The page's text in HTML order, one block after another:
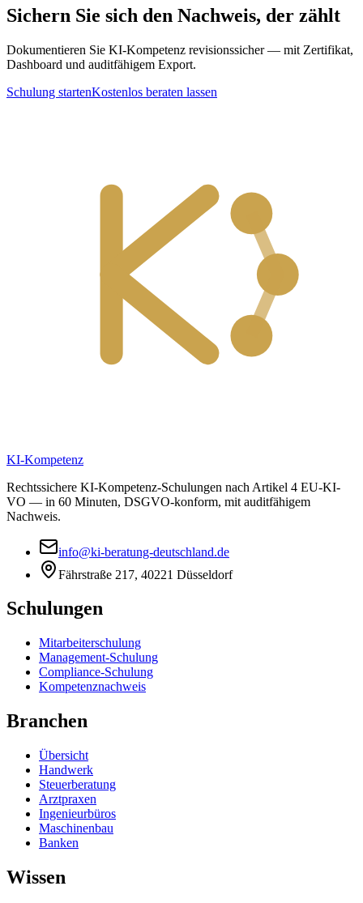
Sichern Sie sich den Nachweis, der zählt
Dokumentieren Sie KI-Kompetenz revisionssicher — mit Zertifikat,
Dashboard und auditfähigem Export.
Schulung startenKostenlos beraten lassen
KI-Kompetenz
Rechtssichere KI-Kompetenz-Schulungen nach Artikel 4 EU-KI-
VO — in 60 Minuten, DSGVO-konform, mit auditfähigem
Nachweis.
info@ki-beratung-deutschland.de
Fährstraße 217, 40221 Düsseldorf
Schulungen
Mitarbeiterschulung
Management-Schulung
Compliance-Schulung
Kompetenznachweis
Branchen
Übersicht
Handwerk
Steuerberatung
Arztpraxen
Ingenieurbüros
Maschinenbau
Banken
Wissen